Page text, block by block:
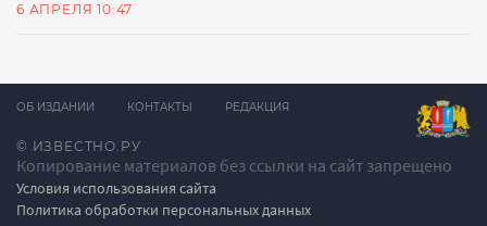
6 АПРЕЛЯ 10:47
© ИЗВЕСТНО.РУ
Копирование материалов без ссылки на сайт запрещено
Условия использования сайта
Политика обработки персональных данных
ОБ ИЗДАНИИ КОНТАКТЫ РЕДАКЦИЯ